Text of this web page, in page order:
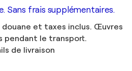
Sans frais supplémentaires.
douane et taxes inclus. Œuvres
pendant le transport.
de livraison